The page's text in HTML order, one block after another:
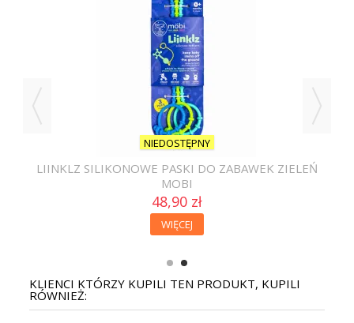
NIEDOSTĘPNY
LIINKLZ SILIKONOWE PASKI DO ZABAWEK ZIELEŃ
MOBI
48,90 zł
WIĘCEJ
KLIENCI KTÓRZY KUPILI TEN PRODUKT, KUPILI
RÓWNIEŻ: